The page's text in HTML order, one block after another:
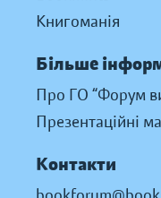
Книгоманія
Більше
Про ГО “Форум
Презентаційні
Контакти